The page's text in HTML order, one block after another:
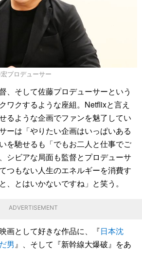
プロデューサー
、そして佐藤プロデューサーという
ワクするような座組。Netflixと言え
るような企画でファンを魅了してい
ーは「やりたい企画はいっぱいある
を馳せるも「でもお二人と仕事でご
シビアな局面も監督とプロデューサ
つもない人生のエネルギーを消費す
、とはいかないですね」と笑う。
ADVERTISEMENT
画として好きな作品に、『日本沈
男』、そして『新幹線大爆破』をあ